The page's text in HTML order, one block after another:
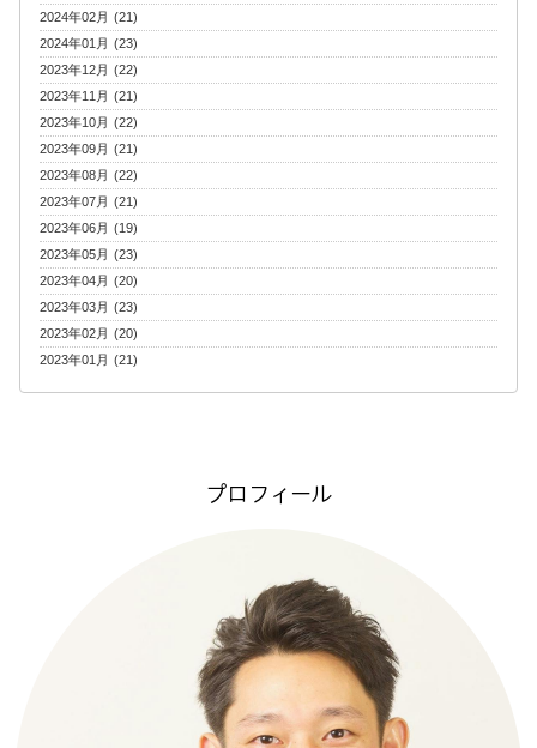
2024年02月 (21)
2024年01月 (23)
2023年12月 (22)
2023年11月 (21)
2023年10月 (22)
2023年09月 (21)
2023年08月 (22)
2023年07月 (21)
2023年06月 (19)
2023年05月 (23)
2023年04月 (20)
2023年03月 (23)
2023年02月 (20)
2023年01月 (21)
プロフィール